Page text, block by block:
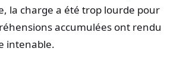
la charge a été trop lourde pour
accumulées ont rendu
intenable.